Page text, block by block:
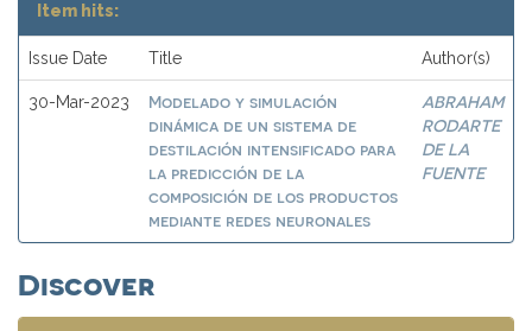
Item hits:
Issue Date Title Author(s)
30-Mar-2023
Modelado y simulación
dinámica de un sistema de
destilación intensificado para
la predicción de la
composición de los productos
mediante redes neuronales
ABRAHAM
RODARTE
DE LA
FUENTE
Discover